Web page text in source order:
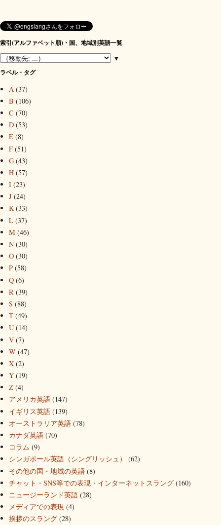
索引(アルファベット順)・国、地域別英語一覧
▼
ラベル・タグ
A (37)
B (106)
C (70)
D (53)
E (8)
F (51)
G (43)
H (57)
I (23)
J (24)
K (33)
L (37)
M (46)
N (30)
O (30)
P (58)
Q (6)
R (39)
S (88)
T (49)
U (14)
V (7)
W (47)
X (2)
Y (19)
Z (4)
アメリカ英語 (147)
イギリス英語 (139)
オーストラリア英語 (78)
カナダ英語 (70)
コラム (9)
シンガポール英語（シングリッシュ）
(62)
その他の国・地域の英語 (8)
チャット・SNS等での表現・インターネットスラング (160)
ニュージーランド英語 (28)
メディアでの表現 (4)
挨拶のスラング (28)